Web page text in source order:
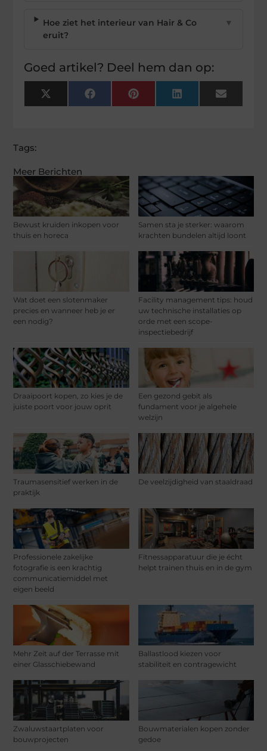
Meer Berichten
Bewust kruiden inkopen voor
thuis en horeca
Samen sta je sterker: waarom
krachten bundelen altijd loont
Wat doet een slotenmaker
precies en wanneer heb je er
een nodig?
Facility management tips: houd
uw technische installaties op
orde met een scope-
inspectiebedrijf
Draaipoort kopen, zo kies je de
juiste poort voor jouw oprit
Een gezond gebit als
fundament voor je algehele
welzijn
Traumasensitief werken in de
praktijk
De veelzijdigheid van staaldraad
Professionele zakelijke
fotografie is een krachtig
communicatiemiddel met
eigen beeld
Fitnessapparatuur die je écht
helpt trainen thuis en in de gym
Mehr Zeit auf der Terrasse mit
einer Glasschiebewand
Ballastlood kiezen voor
stabiliteit en contragewicht
Zwaluwstaartplaten voor
bouwprojecten
Bouwmaterialen kopen zonder
gedoe
Hoe ziet het interieur van Hair & Co
eruit?
▼
Goed artikel? Deel hem dan op:
X
(Twitter)
FacebookPinterest LinkedIn Email
Tags: